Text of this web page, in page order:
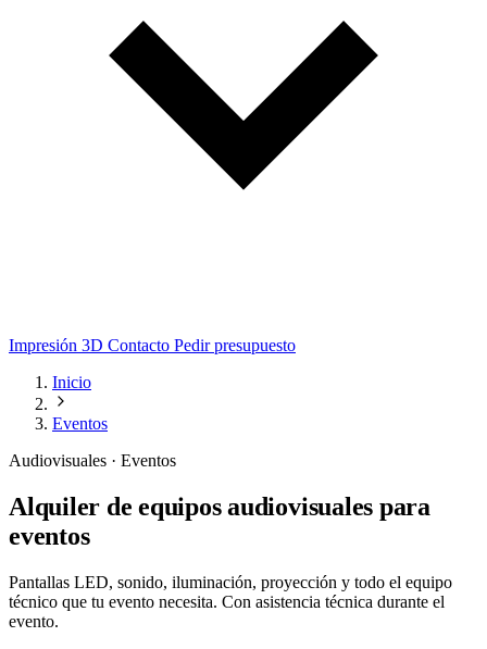
Impresión 3D Contacto Pedir presupuesto
Inicio
Eventos
Audiovisuales · Eventos
Alquiler de equipos audiovisuales para
eventos
Pantallas LED, sonido, iluminación, proyección y todo el equipo
técnico que tu evento necesita. Con asistencia técnica durante el
evento.